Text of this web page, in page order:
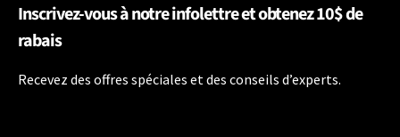
Inscrivez-vous à notre infolettre et obtenez 10$ de
rabais
Recevez des offres spéciales et des conseils d’experts.